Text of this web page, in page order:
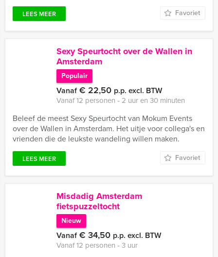
LEES MEER Favoriet
Sexy Speurtocht over de Wallen in
Amsterdam
Populair
Vanaf€ 22,50 p.p. excl. BTW
Vanaf 12 personen ‐ 2 uur en 30 minuten
Beleef de meest Sexy Speurtocht van Mokum Events
over de Wallen in Amsterdam. Het uitje voor collega's en
vrienden die de leukste wandeling willen maken.
LEES MEER Favoriet
Misdadig Amsterdam
fietspuzzeltocht
Nieuw
Vanaf€ 34,50 p.p. excl. BTW
Vanaf 12 personen ‐ 3 uur